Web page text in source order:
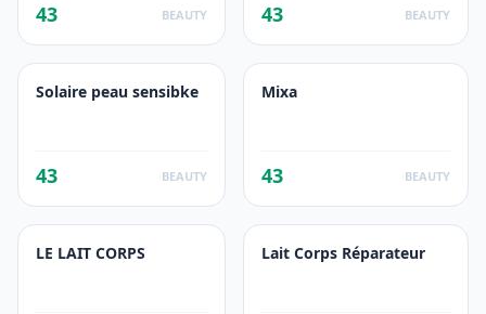
43 BEAUTY 43 BEAUTY
Solaire peau sensibke
43 BEAUTY
Mixa
43 BEAUTY
LE LAIT CORPS Lait Corps Réparateur